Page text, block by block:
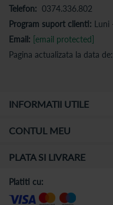
Telefon: 0374.336.802
Program suport clienti: Luni
Email: [email protected]
Pagina actualizata la data
INFORMATII UTILE
CONTUL MEU
PLATA SI LIVRARE
Platiti cu: